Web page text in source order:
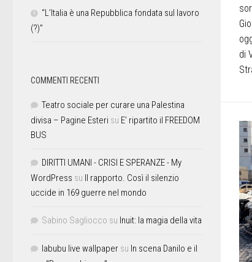
di
“L’Italia è una Repubblica fondata sul lavoro
(?)”
COMMENTI RECENTI
Teatro sociale per curare una Palestina
divisa – Pagine Esteri su E’ ripartito il FREEDOM
BUS
DIRITTI UMANI - CRISI E SPERANZE - My
WordPress su Il rapporto. Così il silenzio
uccide in 169 guerre nel mondo
Sabino Sagliocco su Inuit: la magia della vita
labubu live wallpaper su In scena Danilo e il